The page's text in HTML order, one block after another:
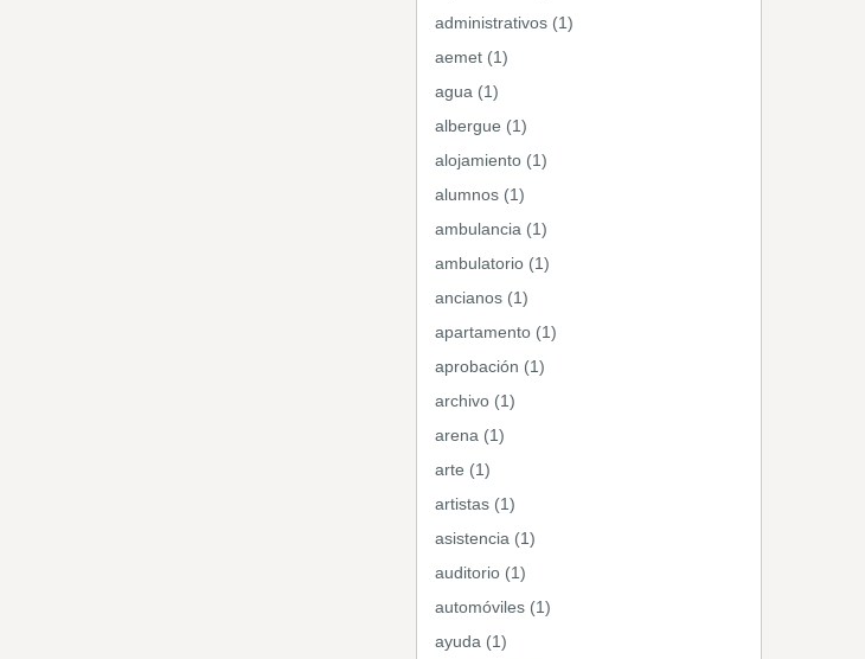
administrativos (1)
aemet (1)
agua (1)
albergue (1)
alojamiento (1)
alumnos (1)
ambulancia (1)
ambulatorio (1)
ancianos (1)
apartamento (1)
aprobación (1)
archivo (1)
arena (1)
arte (1)
artistas (1)
asistencia (1)
auditorio (1)
automóviles (1)
ayuda (1)